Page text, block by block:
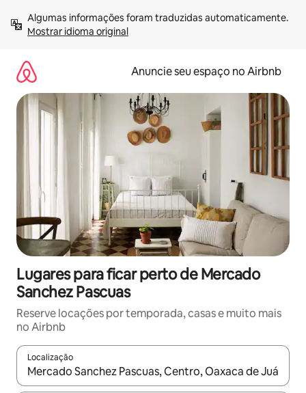
para
Mostrar idioma original
Anuncie seu espaço no Airbnb
Lugares para ficar perto de Mercado
Sanchez Pascuas
Reserve locações por temporada, casas e muito mais
no Airbnb
Localização
Quando os resultados estiverem disponíveis, explore-os